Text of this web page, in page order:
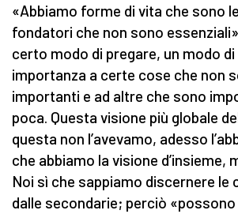
«Abbiamo forme di vita che sono
fondatori che non sono
certo modo di pregare, un modo
importanza a certe cose che non
importanti e ad altre che sono
poca. Questa visione più globale
questa non l’avevamo, adesso
che abbiamo la visione d’insieme,
Noi sì che sappiamo discernere le
dalle secondarie; perciò